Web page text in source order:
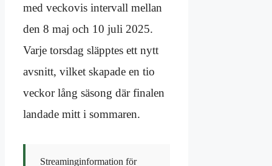
med veckovis intervall mellan
den 8 maj och 10 juli 2025.
Varje torsdag släpptes ett nytt
avsnitt, vilket skapade en tio
veckor lång säsong där finalen
landade mitt i sommaren.
Streaminginformation för